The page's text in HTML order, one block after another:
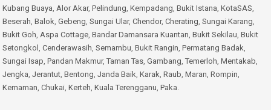
Kubang Buaya, Alor Akar, Pelindung, Kempadang, Bukit Istana, KotaSAS,
Beserah, Balok, Gebeng, Sungai Ular, Chendor, Cherating, Sungai Karang,
Bukit Goh, Aspa Cottage, Bandar Damansara Kuantan, Bukit Sekilau, Bukit
Setongkol , Cenderawasih, Semambu, Bukit Rangin, Permatang Badak,
Sungai Isap, Pandan Makmur, Taman Tas, Gambang, Temerloh, Mentakab,
Jengka, Jerantut, Bentong, Janda Baik, Karak, Raub, Maran, Rompin,
Kemaman, Chukai, Kerteh, Kuala Terengganu, Paka.